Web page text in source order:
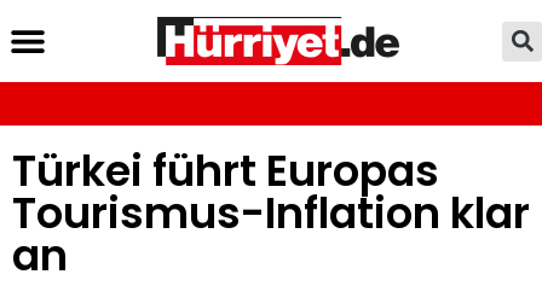
Türkei führt Europas
Tourismus-Inflation klar
an